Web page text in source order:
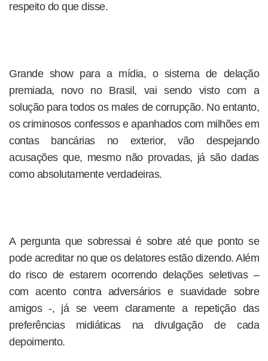
respeito do que disse.
Grande show para a mídia, o sistema de delação
premiada, novo no Brasil, vai sendo visto com a
solução para todos os males de corrupção. No entanto,
os criminosos confessos e apanhados com milhões em
contas bancárias no exterior, vão despejando
acusações que, mesmo não provadas, já são dadas
como absolutamente verdadeiras.
A pergunta que sobressai é sobre até que ponto se
pode acreditar no que os delatores estão dizendo. Além
do risco de estarem ocorrendo delações seletivas –
com acento contra adversários e suavidade sobre
amigos -, já se veem claramente a repetição das
preferências midiáticas na divulgação de cada
depoimento.